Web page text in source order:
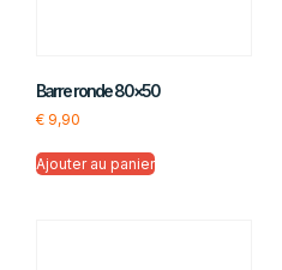
Barre ronde 80×50
€9,90
Ajouter au panier